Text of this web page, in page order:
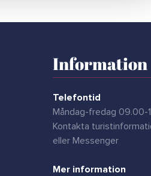
Information
Telefontid
Måndag-fredag 09.00-
Kontakta
eller Messenger
Mer information